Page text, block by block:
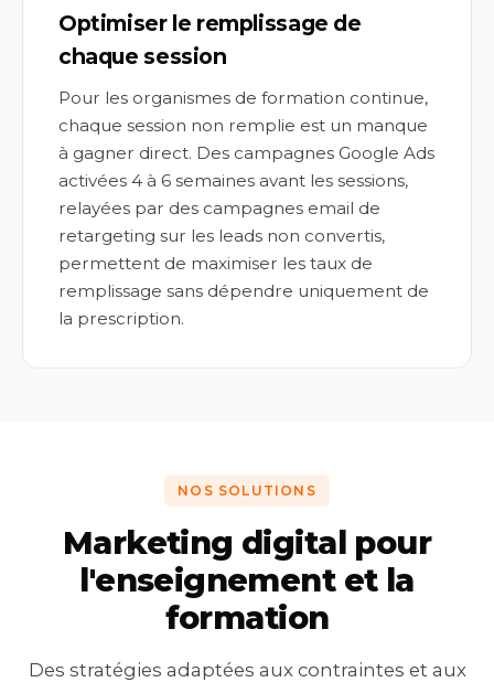
Optimiser le remplissage de
chaque session
Pour les organismes de formation continue,
chaque session non remplie est un manque
à gagner direct. Des campagnes Google Ads
activées 4 à 6 semaines avant les sessions,
relayées par des campagnes email de
retargeting sur les leads non convertis,
permettent de maximiser les taux de
remplissage sans dépendre uniquement de
la prescription.
NOS SOLUTIONS
Marketing digital pour
l'enseignement et la
formation
Des stratégies adaptées aux contraintes et aux